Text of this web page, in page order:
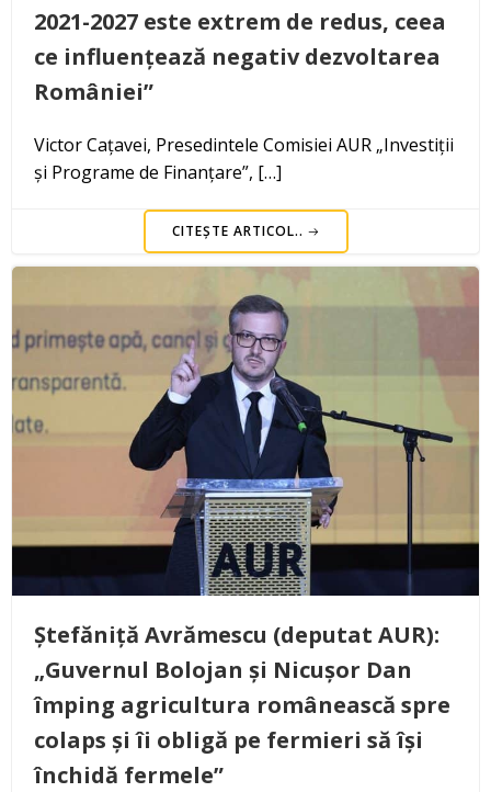
2021-2027 este extrem de redus, ceea
ce influențează negativ dezvoltarea
României”
Victor Cațavei, Presedintele Comisiei AUR „Investiții
și Programe de Finanțare”, […]
CITEȘTE ARTICOL..
Ștefăniță Avrămescu (deputat AUR):
„Guvernul Bolojan și Nicușor Dan
împing agricultura românească spre
colaps și îi obligă pe fermieri să își
închidă fermele”